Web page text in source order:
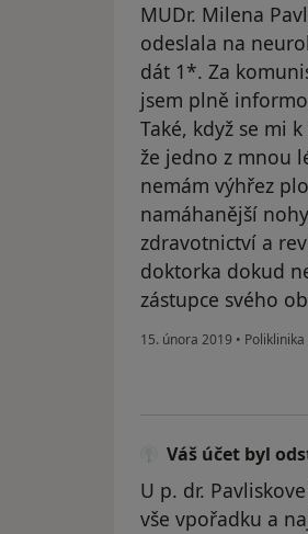
MUDr. Milena
odeslala na
dát 1*. Za
jsem plně
Také, když se mi
že jedno z mnou
nemám výhřez
namáhanější
zdravotnictví a
doktorka dokud
zástupce svého
15. února 2019 •
Váš účet byl
U p. dr.
vše vpořadku a